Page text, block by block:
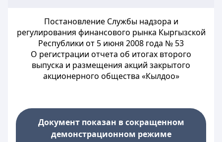
Постановление Службы надзора и
регулирования финансового рынка Кыргызской
Республики от 5 июня 2008 года № 53
О регистрации отчета об итогах второго
выпуска и размещения акций закрытого
акционерного общества «Кылдоо»
Документ показан в сокращенном
демонстрационном режиме